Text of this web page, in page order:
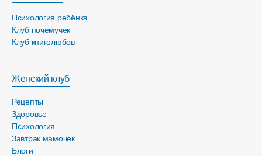
Психология ребёнка
Клуб почемучек
Клуб книголюбов
Женский клуб
Рецепты
Здоровье
Психология
Завтрак мамочек
Блоги